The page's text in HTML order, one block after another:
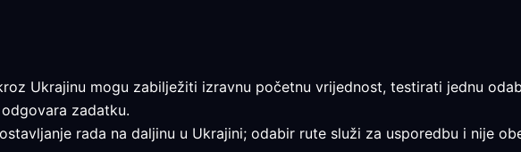
Ukrajinu mogu zabilježiti izravnu početnu vrijednost, testirati jednu
zadatku.
rada na daljinu u Ukrajini; odabir rute služi za usporedbu i nije